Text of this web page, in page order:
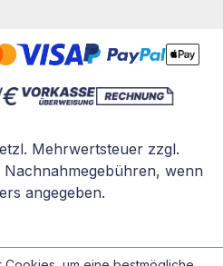
Mehrwertsteuer zzgl.
Nachnahmegebühren, wenn
angegeben.